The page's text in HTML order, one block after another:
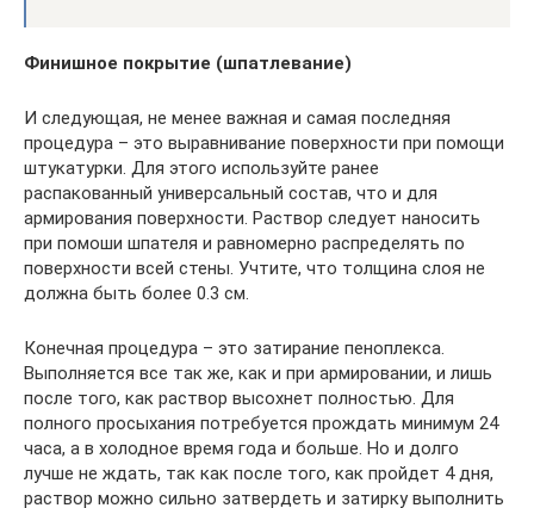
Финишное покрытие (шпатлевание)
И следующая, не менее важная и самая последняя
процедура – это выравнивание поверхности при помощи
штукатурки. Для этого используйте ранее
распакованный универсальный состав, что и для
армирования поверхности. Раствор следует наносить
при помоши шпателя и равномерно распределять по
поверхности всей стены. Учтите, что толщина слоя не
должна быть более 0.3 см.
Конечная процедура – это затирание пеноплекса.
Выполняется все так же, как и при армировании, и лишь
после того, как раствор высохнет полностью. Для
полного просыхания потребуется прождать минимум 24
часа, а в холодное время года и больше. Но и долго
лучше не ждать, так как после того, как пройдет 4 дня,
раствор можно сильно затвердеть и затирку выполнить